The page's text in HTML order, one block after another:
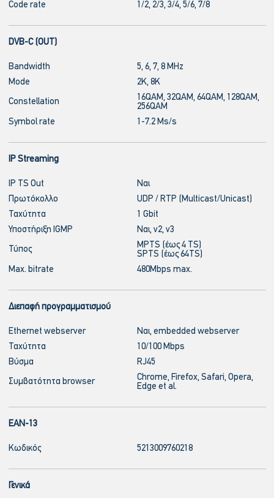
Code rate
1/2, 2/3, 3/4, 5/6, 7/8
DVB-C (OUT)
Bandwidth
5, 6, 7, 8 MHz
Mode
2K, 8K
Constellation
16QAM, 32QAM, 64QAM, 128QAM,
256QAM
Symbol rate
1-7.2 Ms/s
IP Streaming
IP TS Out
Ναι
Πρωτόκολλο
UDP / RTP (Multicast/Unicast)
Ταχύτητα
1 Gbit
Υποστήριξη IGMP
Ναι, v2, v3
Τύπος
MPTS (έως 4 TS)
SPTS (έως 64TS)
Max. bitrate
480Mbps max.
Διεπαφή προγραμματισμού
Ethernet webserver
Ναι, embedded webserver
Ταχύτητα
10/100 Mbps
Βύσμα
RJ45
Συμβατότητα browser
Chrome, Firefox, Safari, Opera,
Edge et al.
EAN-13
Κωδικός 5213009760218
Γενικά